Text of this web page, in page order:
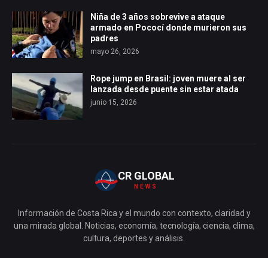
Niña de 3 años sobrevive a ataque
armado en Pococí donde murieron sus
padres
mayo 26, 2026
Rope jump en Brasil: joven muere al ser
lanzada desde puente sin estar atada
junio 15, 2026
CR GLOBAL
NEWS
Información de Costa Rica y el mundo con contexto, claridad y
una mirada global. Noticias, economía, tecnología, ciencia, clima,
cultura, deportes y análisis.